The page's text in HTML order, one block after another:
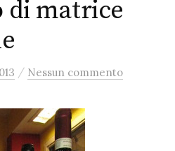
di matrice
/ Nessun commento